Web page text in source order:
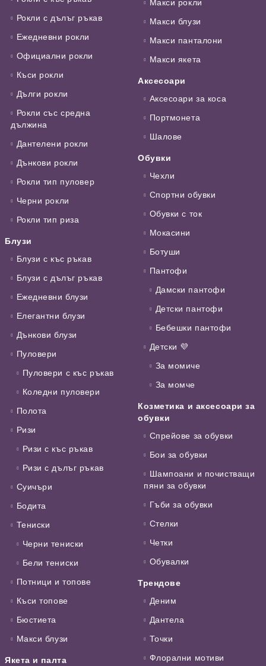
Рокли с дълъг ръкав
Ежедневни рокли
Официални рокли
Къси рокли
Дълги рокли
Рокли със средна
дължина
Дантелени рокли
Дънкови рокли
Рокли тип пуловер
Черни рокли
Рокли тип риза
Блузи
Блузи с къс ръкав
Блузи с дълъг ръкав
Ежедневни блузи
Елегантни блузи
Дънкови блузи
Пуловери
Пуловери с къс ръкав
Коледни пуловери
Полота
Ризи
Ризи с къс ръкав
Ризи с дълъг ръкав
Суичъри
Бодита
Тениски
Черни тениски
Бели тениски
Потници и топове
Къси топове
Бюстиета
Макси блузи
Якета и палта
Макси рокли
Макси блузи
Макси панталони
Макси якета
Аксесоари
Аксесоари за коса
Портмонета
Шалове
Обувки
Чехли
Спортни обувки
Обувки с ток
Мокасини
Ботуши
Пантофи
Дамски пантофи
Детски пантофи
Бебешки пантофи
Детски 💜
За момиче
За момче
Козметика и аксесоари за
обувки
Спрейове за обувки
Бои за обувки
Шампоани и почистващи
пяни за обувки
Гъби за обувки
Стелки
Четки
Обувалки
Трендове
Деним
Дантела
Точки
Флорални мотиви